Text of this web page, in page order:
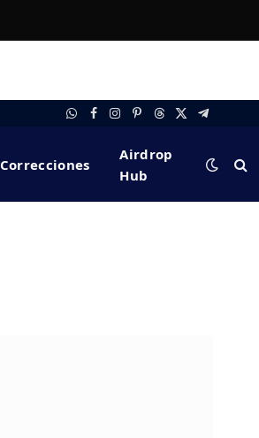
WhatsApp
FacebookInstagram
Pinterest
Threads
X
Telegram
Correcciones
Airdrop
Hub